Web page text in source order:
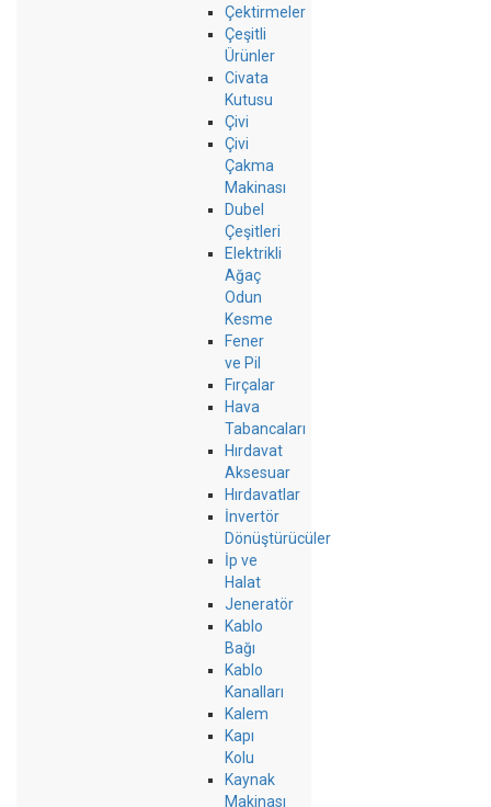
Çektirmeler
Çeşitli
Ürünler
Civata
Kutusu
Çivi
Çivi
Çakma
Makinası
Dubel
Çeşitleri
Elektrikli
Ağaç
Odun
Kesme
Fener
ve Pil
Fırçalar
Hava
Tabancaları
Hırdavat
Aksesuar
Hırdavatlar
İnvertör
Dönüştürücüler
İp ve
Halat
Jeneratör
Kablo
Bağı
Kablo
Kanalları
Kalem
Kapı
Kolu
Kaynak
Makinası